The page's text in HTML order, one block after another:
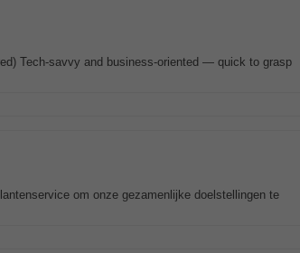
Tech-savvy and business-oriented — quick to grasp
om onze gezamenlijke doelstellingen te